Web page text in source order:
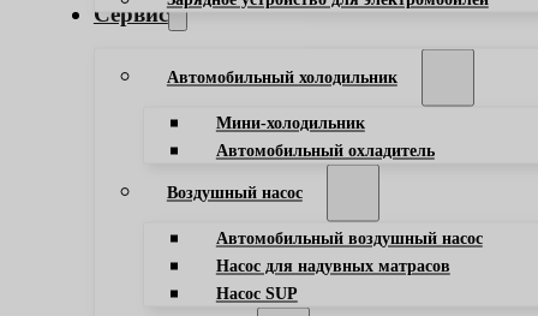
Сервис
Автомобильный холодильник
Мини-холодильник
Автомобильный охладитель
Воздушный насос
Автомобильный воздушный насос
Насос для надувных матрасов
Насос SUP